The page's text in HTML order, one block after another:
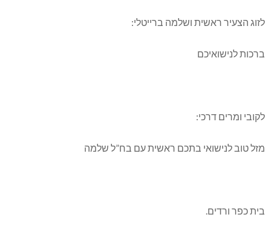
לזוג הצעיר ראשית ושלמה ברייטלי:
ברכות לנישואיכם
לקובי ומרים דרכי:
מזל טוב לנישואי בתכם ראשית עם בח”ל שלמה
בית כפר ורדים.